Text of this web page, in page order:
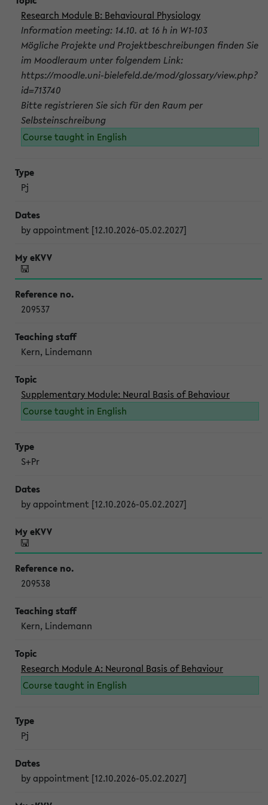
Research Module B: Behavioural Physiology
Information meeting: 14.10. at 16 h in W1-103
Mögliche Projekte und Projektbeschreibungen finden Sie
im Moodleraum unter folgendem Link:
https://moodle.uni-bielefeld.de/mod/glossary/view.php?
id=713740
Bitte registrieren Sie sich für den Raum per
Selbsteinschreibung
Course taught in English
Pj
by appointment [12.10.2026-05.02.2027]
209537
Kern, Lindemann
Supplementary Module: Neural Basis of Behaviour
Course taught in English
S+Pr
by appointment [12.10.2026-05.02.2027]
209538
Kern, Lindemann
Research Module A: Neuronal Basis of Behaviour
Course taught in English
Pj
by appointment [12.10.2026-05.02.2027]